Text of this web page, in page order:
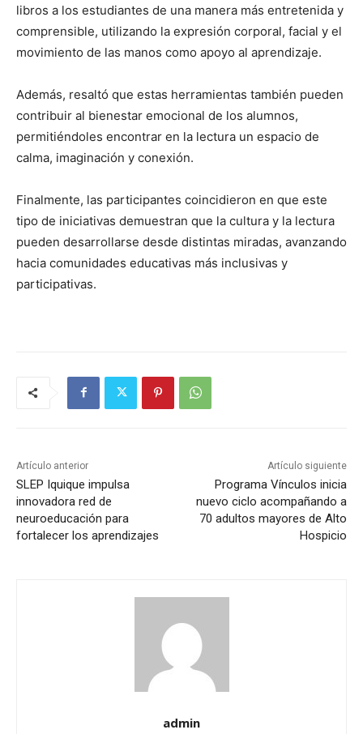
libros a los estudiantes de una manera más entretenida y
comprensible, utilizando la expresión corporal, facial y el
movimiento de las manos como apoyo al aprendizaje.
Además, resaltó que estas herramientas también pueden
contribuir al bienestar emocional de los alumnos,
permitiéndoles encontrar en la lectura un espacio de
calma, imaginación y conexión.
Finalmente, las participantes coincidieron en que este
tipo de iniciativas demuestran que la cultura y la lectura
pueden desarrollarse desde distintas miradas, avanzando
hacia comunidades educativas más inclusivas y
participativas.
Artículo anterior
SLEP Iquique impulsa
innovadora red de
neuroeducación para
fortalecer los aprendizajes
Artículo siguiente
Programa Vínculos inicia
nuevo ciclo acompañando a
70 adultos mayores de Alto
Hospicio
admin